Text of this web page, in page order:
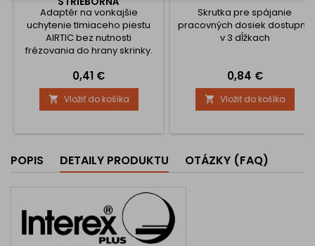
Adaptér na vonkajšie
uchytenie tlmiaceho piestu
AIRTIC bez nutnosti
frézovania do hrany skrinky.
Cena
0,41 €
 Vložiť do košíka
Skrutka pre spájanie
pracovných dosiek dostupná
v 3 dĺžkach
Cena
0,84 €
 Vložiť do košíka
POPIS DETAILY PRODUKTU OTÁZKY (FAQ)